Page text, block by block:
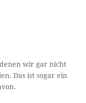
wir gar nicht
Das ist sogar ein